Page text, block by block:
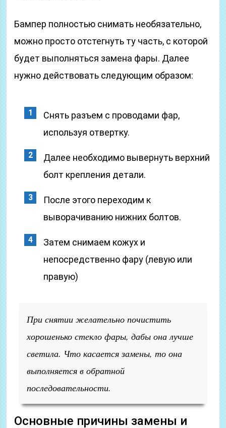
Бампер полностью снимать необязательно,
можно просто отстегнуть ту часть, с которой
будет выполняться замена фары. Далее
нужно действовать следующим образом:
Снять разъем с проводами фар,
используя отвертку.
Далее необходимо вывернуть верхний
болт крепления детали.
После этого переходим к
выворачиванию нижних болтов.
Затем снимаем кожух и
непосредственно фару (левую или
правую)
При снятии желательно почистить
хорошенько стекло фары, дабы она лучше
светила. Что касается замены, то она
выполняется в обратной
последовательности.
Основные причины замены и